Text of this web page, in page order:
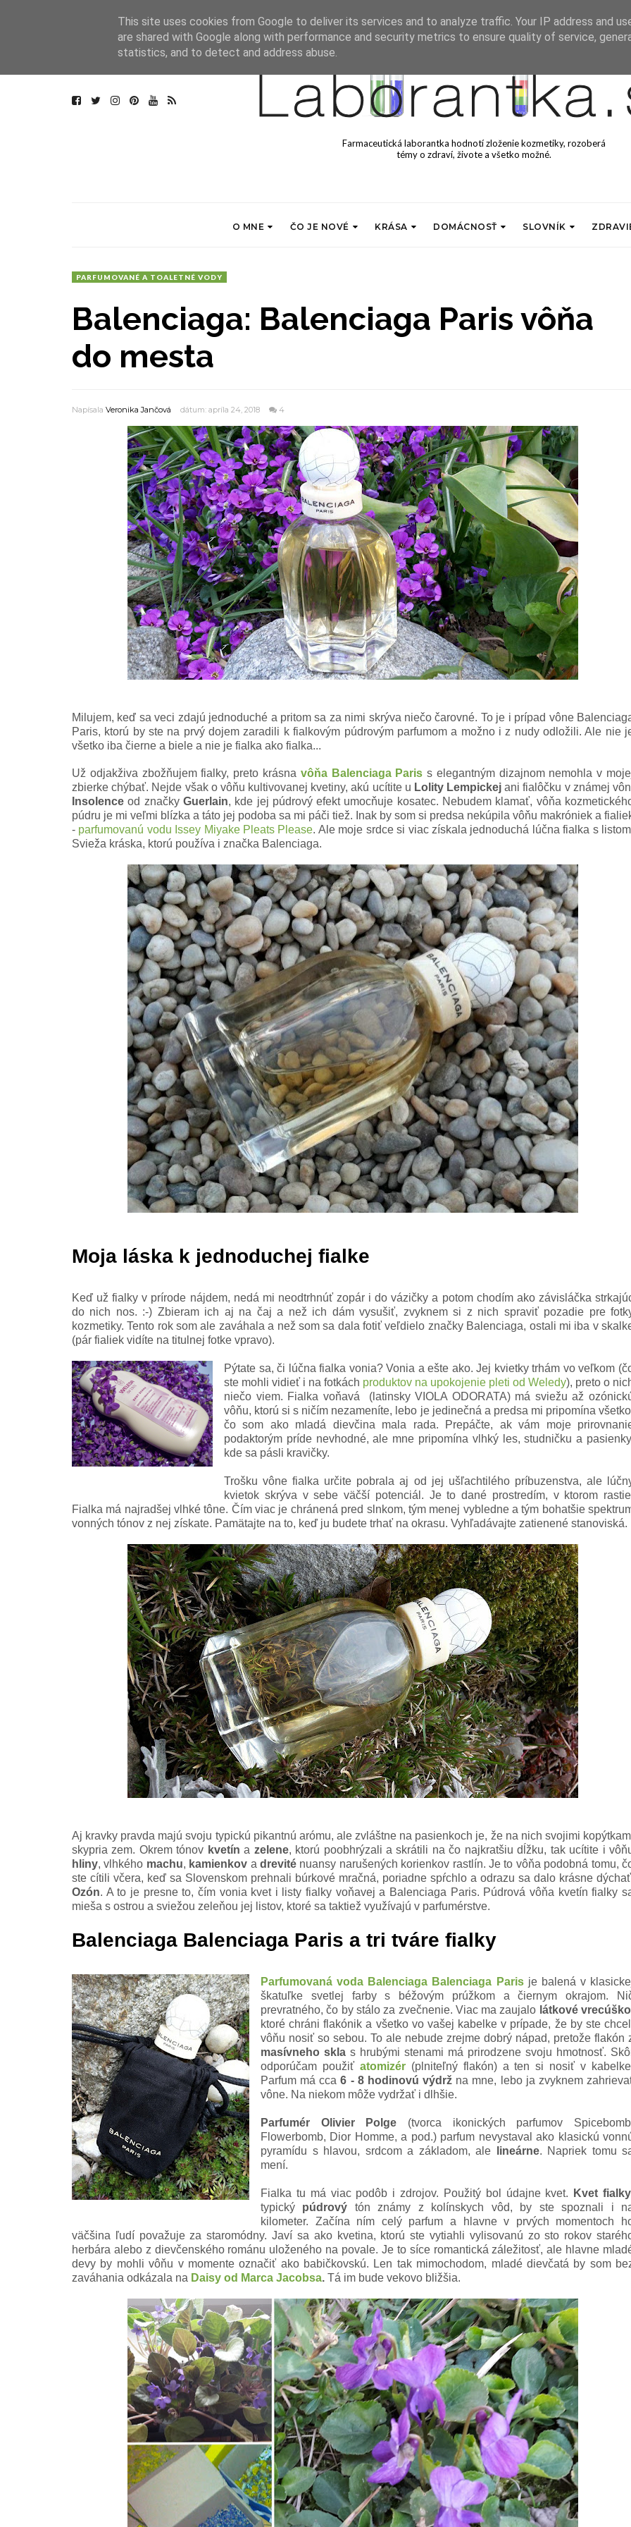
Farmaceutická laborantka hodnotí zloženie kozmetiky, rozoberá
témy o zdraví, živote a všetko možné.
O MNE ČO JE NOVÉ KRÁSA DOMÁCNOSŤ SLOVNÍK
PARFUMOVANÉ A TOALETNÉ VODY
Balenciaga: Balenciaga Paris vôňa
do mesta
Napísala Veronika Jančová dátum: apríla 24, 2018 4
Milujem, keď sa veci zdajú jednoduché a pritom sa za nimi skrýva niečo čarovné. To je i prípad vône
Paris, ktorú by ste na prvý dojem zaradili k fialkovým púdrovým parfumom a možno i z nudy odložili. Ale nie
všetko iba čierne a biele a nie je fialka ako fialka...
Už odjakživa zbožňujem fialky, preto krásna vôňa Balenciaga Paris s elegantným dizajnom nemohla v
zbierke chýbať. Nejde však o vôňu kultivovanej kvetiny, akú ucítite u Lolity Lempickej ani fialôčku v známej
Insolenceod značky Guerlain, kde jej púdrový efekt umocňuje kosatec. Nebudem klamať, vôňa
púdru je mi veľmi blízka a táto jej podoba sa mi páči tiež. Inak by som si predsa nekúpila vôňu makróniek a
- parfumovanú vodu Issey Miyake Pleats Please. Ale moje srdce si viac získala jednoduchá lúčna fialka s
Svieža kráska, ktorú používa i značka Balenciaga.
Moja láska k jednoduchej fialke
Keď už fialky v prírode nájdem, nedá mi neodtrhnúť zopár i do vázičky a potom chodím ako závisláčka
do nich nos. :-) Zbieram ich aj na čaj a než ich dám vysušiť, zvyknem si z nich spraviť pozadie pre
kozmetiky. Tento rok som ale zaváhala a než som sa dala fotiť veľdielo značky Balenciaga, ostali mi iba v
(pár fialiek vidíte na titulnej fotke vpravo).
Pýtate sa, či lúčna fialka vonia? Vonia a ešte ako. Jej kvietky trhám vo veľkom
ste mohli vidieť i na fotkách produktov na upokojenie pleti od Weledy), preto o
niečo viem. Fialka voňavá (latinsky VIOLA ODORATA) má sviežu až
vôňu, ktorú si s ničím nezameníte, lebo je jedinečná a predsa mi pripomína
čo som ako mladá dievčina mala rada. Prepáčte, ak vám moje
podaktorým príde nevhodné, ale mne pripomína vlhký les, studničku a
kde sa pásli kravičky.
Trošku vône fialka určite pobrala aj od jej ušľachtilého príbuzenstva, ale
kvietok skrýva v sebe väčší potenciál. Je to dané prostredím, v ktorom
Fialka má najradšej vlhké tône. Čím viac je chránená pred slnkom, tým menej vybledne a tým bohatšie
vonných tónov z nej získate. Pamätajte na to, keď ju budete trhať na okrasu. Vyhľadávajte zatienené stanoviská.
Aj kravky pravda majú svoju typickú pikantnú arómu, ale zvláštne na pasienkoch je, že na nich svojimi
skypria zem. Okrem tónov kvetína zelene, ktorú poobhrýzali a skrátili na čo najkratšiu dĺžku, tak ucítite i
hliny, vlhkého machu, kamienkov adrevité nuansy narušených korienkov rastlín. Je to vôňa podobná tomu,
ste cítili včera, keď sa Slovenskom prehnali búrkové mračná, poriadne spŕchlo a odrazu sa dalo krásne
Ozón. A to je presne to, čím vonia kvet i listy fialky voňavej a Balenciaga Paris. Púdrová vôňa kvetín fialky
mieša s ostrou a sviežou zeleňou jej listov, ktoré sa taktiež využívajú v parfumérstve.
Balenciaga Balenciaga Paris a tri tváre fialky
Parfumovaná voda Balenciaga Balenciaga Parisje balená v
škatuľke svetlej farby s béžovým prúžkom a čiernym okrajom.
prevratného, čo by stálo za zvečnenie. Viac ma zaujalo látkové vrecúško
ktoréchrániflakónik a všetko vo vašej kabelke v prípade, že by ste
vôňu nosiť so sebou. To ale nebude zrejme dobrý nápad, pretože flakón
masívneho skla s hrubými stenami má prirodzene svoju hmotnosť.
odporúčam použiť atomizér(plniteľný flakón) a ten si nosiť v
Parfum má cca6 - 8 hodinovú výdrž na mne, lebo ja zvyknem
vône. Na niekom môže vydržať i dlhšie.
Parfumér Olivier Polge (tvorca ikonických parfumov
Flowerbomb, Dior Homme, a pod.) parfum nevystaval ako klasickú
pyramídu s hlavou, srdcom a základom, ale
lineárne. Napriek tomu
mení.
Fialka tu má viac podôb i zdrojov. Použitý bol údajne kvet. Kvet fialky
typický púdrový tón známy z kolínskych vôd, by ste spoznali i
kilometer. Začína ním celý parfum a hlavne v prvých momentoch
väčšina ľudí považuje za staromódny. Javí sa ako kvetina, ktorú ste vytiahli vylisovanú zo sto rokov
herbára alebo z dievčenského románu uloženého na povale. Je to síce romantická záležitosť, ale hlavne
devy by mohli vôňu v momente označiť ako babičkovskú. Len tak mimochodom, mladé dievčatá by som
zaváhania odkázala na Daisy od Marca Jacobsa. Tá im bude vekovo bližšia.
This site uses cookies from Google to deliver its services and to analyze traffic. Your IP address and
are shared with Google along with performance and security metrics to ensure quality of service,
statistics, and to detect and address abuse.